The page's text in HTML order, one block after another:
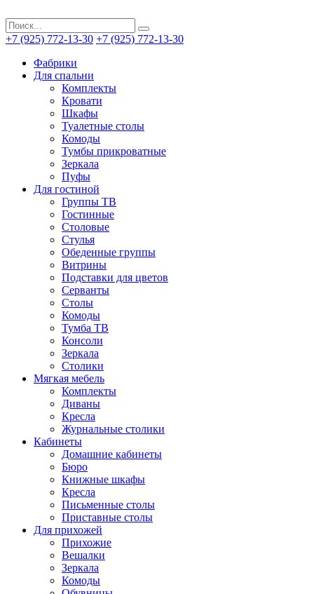
+7 (925) 772-13-30 +7 (925) 772-13-30
Фабрики
Для спальни
Комплекты
Кровати
Шкафы
Туалетные столы
Комоды
Тумбы прикроватные
Зеркала
Пуфы
Для гостиной
Группы ТВ
Гостинные
Столовые
Стулья
Обеденные группы
Витрины
Подставки для цветов
Серванты
Столы
Комоды
Тумба ТВ
Консоли
Зеркала
Столики
Мягкая мебель
Комплекты
Диваны
Кресла
Журнальные столики
Кабинеты
Домашние кабинеты
Бюро
Книжные шкафы
Кресла
Письменные столы
Приставные столы
Для прихожей
Прихожие
Вешалки
Зеркала
Комоды